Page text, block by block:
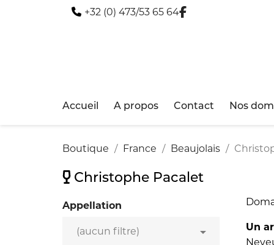
+32 (0) 473/53 65 64
Accueil A propos Contact Nos
Boutique France Beaujolais
Christophe Pacalet
Appellation
(aucun filtre) 
Un